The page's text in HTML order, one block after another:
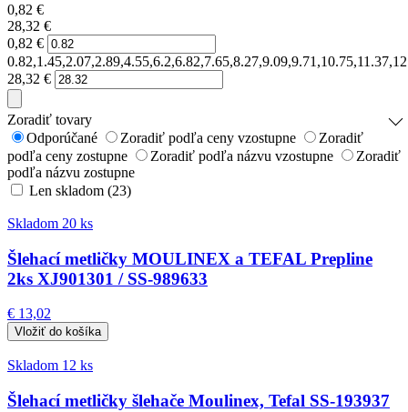
0,82 €
28,32 €
0,82 €
28,32 €
Zoradiť tovary
Odporúčané
Zoradiť podľa ceny vzostupne
Zoradiť
podľa ceny zostupne
Zoradiť podľa názvu vzostupne
Zoradiť
podľa názvu zostupne
Len skladom (23)
Skladom 20 ks
Šlehací metličky MOULINEX a TEFAL Prepline
2ks XJ901301 / SS-989633
€ 13,02
Skladom 12 ks
Šlehací metličky šlehače Moulinex, Tefal SS-193937